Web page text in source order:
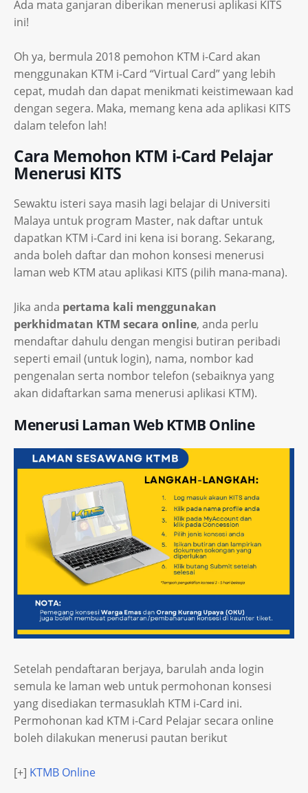
Ada mata ganjaran diberikan menerusi aplikasi KITS
ini!
Oh ya, bermula 2018 pemohon KTM i-Card akan
menggunakan KTM i-Card “Virtual Card” yang lebih
cepat, mudah dan dapat menikmati keistimewaan kad
dengan segera. Maka, memang kena ada aplikasi KITS
dalam telefon lah!
Cara Memohon KTM i-Card Pelajar
Menerusi KITS
Sewaktu isteri saya masih lagi belajar di Universiti
Malaya untuk program Master, nak daftar untuk
dapatkan KTM i-Card ini kena isi borang. Sekarang,
anda boleh daftar dan mohon konsesi menerusi
laman web KTM atau aplikasi KITS (pilih mana-mana).
Jika anda pertama kali menggunakan
perkhidmatan KTM secara online, anda perlu
mendaftar dahulu dengan mengisi butiran peribadi
seperti email (untuk login), nama, nombor kad
pengenalan serta nombor telefon (sebaiknya yang
akan didaftarkan sama menerusi aplikasi KTM).
Menerusi Laman Web KTMB Online
Setelah pendaftaran berjaya, barulah anda login
semula ke laman web untuk permohonan konsesi
yang disediakan termasuklah KTM i-Card ini.
Permohonan kad KTM i-Card Pelajar secara online
boleh dilakukan menerusi pautan berikut
[+] KTMB Online